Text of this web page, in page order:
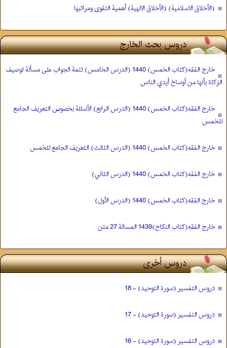
(الأخلاق الاسلامية) (الأخلاق الالهية) أهمية التقوى ومراتبها
دروس بحث الخارج
خارج الفقه(كتاب الخمس) 1440 (الدرس الخامس) تتمة الجواب على مسألة توصيف
الزكاة بأنها من أوساخ أيدي الناس
خارج الفقه(كتاب الخمس) 1440 (الدرس الرابع) الأسئلة بخصوص التعريف الجامع
للخمس
خارج الفقه(كتاب الخمس) 1440 (الدرس الثالث) التعريف الجامع للخمس
خارج الفقه(كتاب الخمس) 1440 (الدرس الثاني)
خارج الفقه(كتاب الخمس) 1440 (الدرس الأول)
خارج الفقه(كتاب النكاح)1439 المسالة 27 متن
دروس أخری
دروس التفسیر (سورة التوحید) - 18
دروس التفسیر (سورة التوحید) - 17
دروس التفسیر (سورة التوحید) - 16